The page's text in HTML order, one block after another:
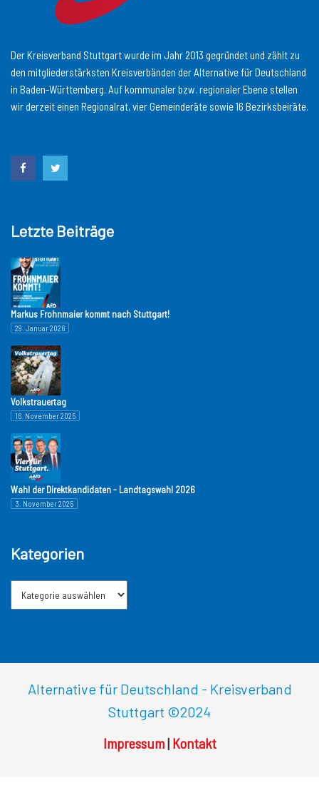
Der Kreisverband Stuttgart wurde im Jahr 2013 gegründet und zählt zu
den mitgliederstärksten Kreisverbänden der Alternative für Deutschland
in Baden-Württemberg. Auf kommunaler bzw. regionaler Ebene stellen
wir derzeit einen Regionalrat, vier Gemeinderäte sowie 16 Bezirksbeiräte.
Letzte Beiträge
Markus Frohnmaier kommt nach Stuttgart!
29. Januar 2026
Volkstrauertag
16. November 2025
Wahl der Direktkandidaten - Landtagswahl 2026
3. November 2025
Kategorien
Alternative für Deutschland - Kreisverband
Stuttgart ©2024
Impressum| Kontakt